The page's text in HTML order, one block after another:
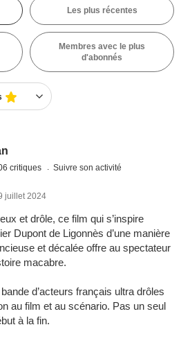
Les plus récentes
Membres avec le plus
d'abonnés
critiques Suivre son activité
juillet 2024
et drôle, ce film qui s’inspire
Dupont de Ligonnès d’une manière
et décalée offre au spectateur
macabre.
d’acteurs français ultra drôles
au film et au scénario. Pas un seul
à la fin.